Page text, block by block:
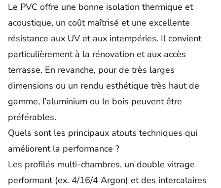
Le PVC offre une bonne isolation thermique et
acoustique, un coût maîtrisé et une excellente
résistance aux UV et aux intempéries. Il convient
particulièrement à la rénovation et aux accès
terrasse. En revanche, pour de très larges
dimensions ou un rendu esthétique très haut de
gamme, l’aluminium ou le bois peuvent être
préférables.
Quels sont les principaux atouts techniques qui
améliorent la performance ?
Les profilés multi-chambres, un double vitrage
performant (ex. 4/16/4 Argon) et des intercalaires